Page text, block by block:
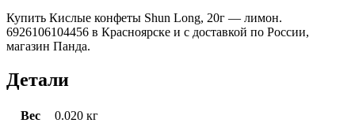
Купить Кислые конфеты Shun Long, 20г — лимон.
6926106104456 в Красноярске и с доставкой по России,
магазин Панда.
Детали
Вес 0.020 кг